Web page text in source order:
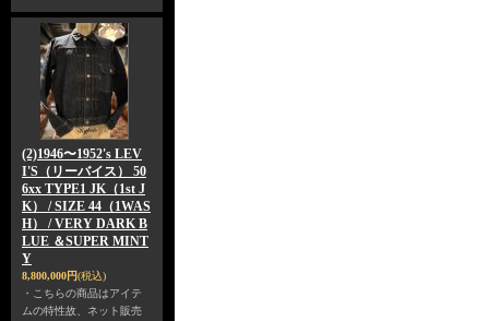
(2)1946〜1952's LEV
I'S（リーバイス） 50
6xx TYPE1 JK（1st J
K） / SIZE 44（1WAS
H） / VERY DARK B
LUE ＆SUPER MINT
Y
8,800,000円(税込)
・こちらの商品はアイテ
ムの特性故、ネット販売